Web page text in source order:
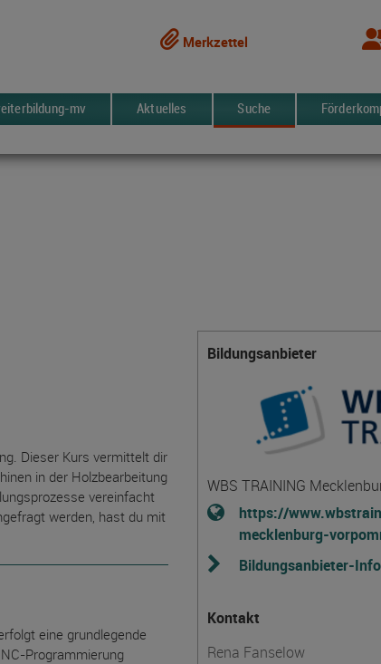
Merkzettel
mv Aktuelles Suche
Dieser Kurs vermittelt dir
in der Holzbearbeitung
vereinfacht
werden, hast du mit
eine grundlegende
Programmierung
Bildungsanbieter
WBS TRAINING
https://
mecklenburg-
Bildungsanbieter-
Kontakt
Rena Fanselow